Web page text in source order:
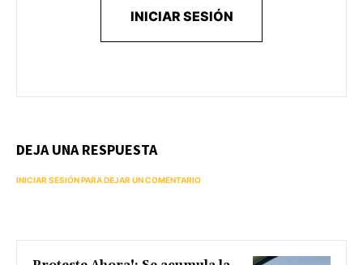
INICIAR SESIÓN
DEJA UNA RESPUESTA
INICIAR SESIÓN PARA DEJAR UN COMENTARIO